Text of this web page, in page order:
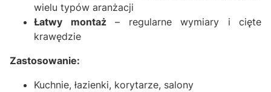
wielu typów aranżacji
Łatwy montaż– regularne wymiary i cięte
krawędzie
Zastosowanie:
Kuchnie, łazienki, korytarze, salony